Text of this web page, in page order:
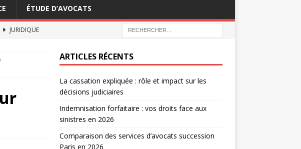
ÉTUDE D’AVOCATS
JURIDIQUE
DROIT
ARTICLES RÉCENTS
La cassation expliquée : rôle et impact sur les
décisions judiciaires
Indemnisation forfaitaire : vos droits face aux
sinistres en 2026
Comparaison des services d’avocats succession
Paris en 2026